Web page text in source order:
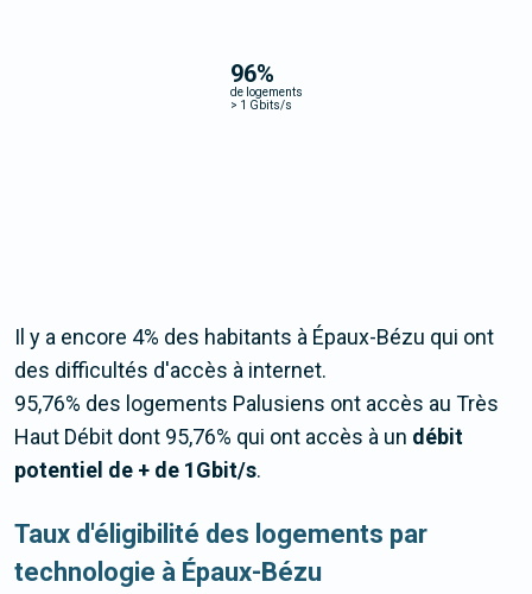
96%
de logements
> 1 Gbits/s
Il y a encore 4% des habitants à Épaux-Bézu qui ont
des difficultés d'accès à internet.
95,76% des logements Palusiens ont accès au Très
Haut Débit dont 95,76% qui ont accès à un débit
potentiel de + de 1Gbit/s.
Taux d'éligibilité des logements par
technologie à Épaux-Bézu